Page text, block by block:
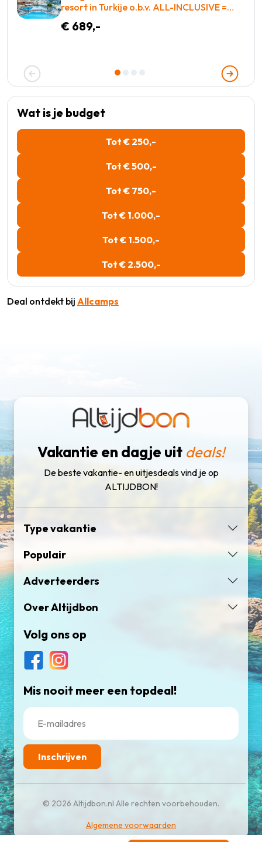
resort in Turkije o.b.v. ALL-INCLUSIVE =
€ 689,-
Wat is je budget
Tot € 250,-
Tot € 500,-
Tot € 750,-
Tot € 1.000,-
Tot € 1.500,-
Tot € 2.500,-
Deal ontdekt bij Allcamps
Vakantie en dagje uit deals!
De beste vakantie- en uitjesdeals vind je op
ALTIJDBON!
Type vakantie
Populair
Adverteerders
Over Altijdbon
Volg ons op
Mis nooit meer een topdeal!
Inschrijven
© 2026 Altijdbon.nl Alle rechten voorbehouden.
Algemene voorwaarden